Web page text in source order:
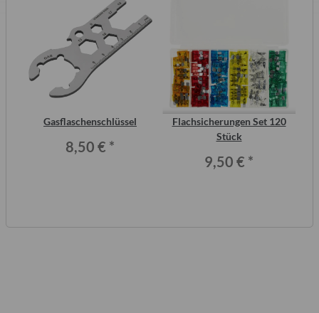
Gasflaschenschlüssel
8,50 € *
Flachsicherungen Set 120
Stück
9,50 € *